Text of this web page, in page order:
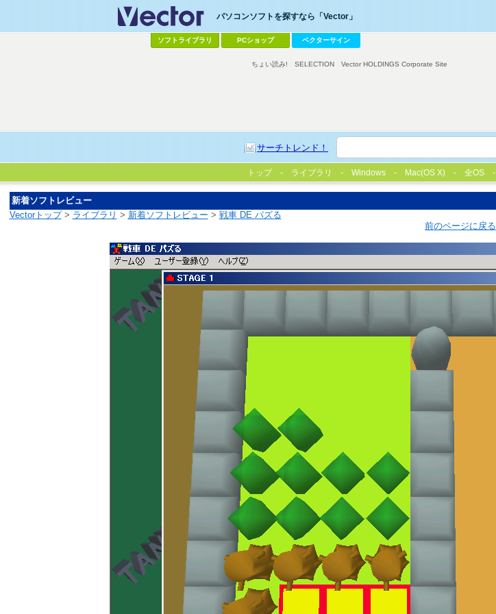
パソコンソフトを探すなら「Vector」
ソフトライブラリ PCショップ ベクターサイン
サーチトレンド！
ちょい読み! SELECTION Vector HOLDINGS Corporate Site
トップ ライブラリ Windows Mac(OS X) 全OS
新着ソフトレビュー
Vectorトップ> ライブラリ > 新着ソフトレビュー > 戦車 DE パズる
前のページに戻る